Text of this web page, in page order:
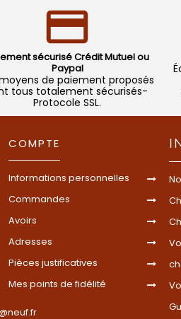
sécurisé Crédit Mutuel ou
Paypal
de paiement proposés
tous totalement sécurisés-
Protocole SSL.
COMPTE
Informations personnelles
Commandes
Avoirs
Adresses
Pièces justificatives
Mes points de fidélité